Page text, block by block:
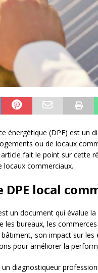
énergétique (DPE) est un
ou de locaux
article fait le point sur cette
locaux commerciaux.
DPE local
un document qui évalue
les bureaux, les
son impact sur
pour améliorer la
diagnostiqueur